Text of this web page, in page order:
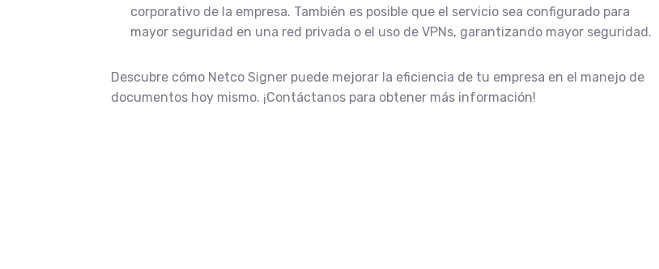
corporativo de la empresa. También es posible que el servicio sea configurado para
mayor seguridad en una red privada o el uso de VPNs, garantizando mayor seguridad.
Descubre cómo Netco Signer puede mejorar la eficiencia de tu empresa en el manejo de
documentos hoy mismo. ¡Contáctanos para obtener más información!